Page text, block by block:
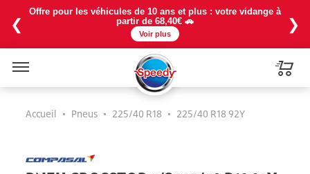
❮
Offre pour les véhicules de 10 ans et plus : votre vidange à
partir de 68,40€ 🚗
Voir plus
❯
Accueil • Pneus • 225/40 R18 • 225/40 R18 92Y